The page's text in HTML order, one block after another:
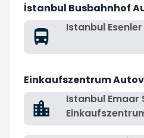
İstanbul Busbahnhof
Istanbul
Einkaufszentrum
Istanbul Emaar